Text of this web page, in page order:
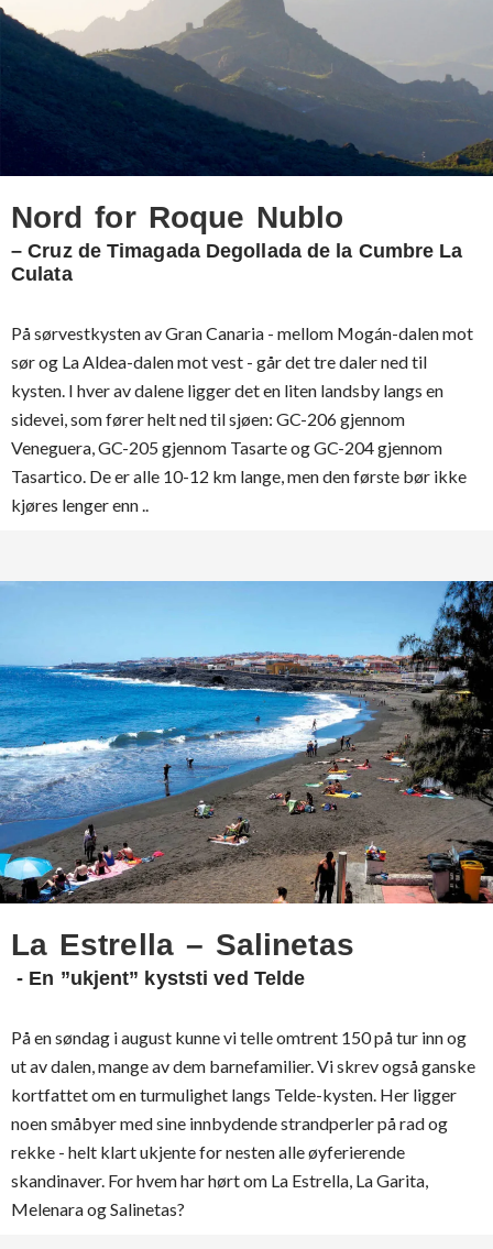
Nord for Roque Nublo
– Cruz de Timagada Degollada de la Cumbre La
Culata
På sørvestkysten av Gran Canaria - mellom Mogán-dalen mot
sør og La Aldea-dalen mot vest - går det tre daler ned til
kysten. I hver av dalene ligger det en liten landsby langs en
sidevei, som fører helt ned til sjøen: GC-206 gjennom
Veneguera, GC-205 gjennom Tasarte og GC-204 gjennom
Tasartico. De er alle 10-12 km lange, men den første bør ikke
kjøres lenger enn ..
La Estrella – Salinetas
- En ”ukjent” kyststi ved Telde
På en søndag i august kunne vi telle omtrent 150 på tur inn og
ut av dalen, mange av dem barnefamilier. Vi skrev også ganske
kortfattet om en turmulighet langs Telde-kysten. Her ligger
noen småbyer med sine innbydende strandperler på rad og
rekke - helt klart ukjente for nesten alle øyferierende
skandinaver. For hvem har hørt om La Estrella, La Garita,
Melenara og Salinetas?